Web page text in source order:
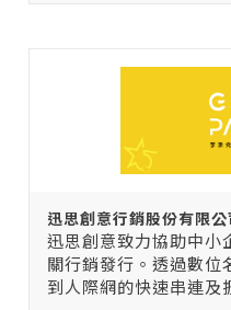
迅思創意行銷股份有限公
迅思創意致力協助中小
關行銷發行。透過數
到人際網的快速串連及